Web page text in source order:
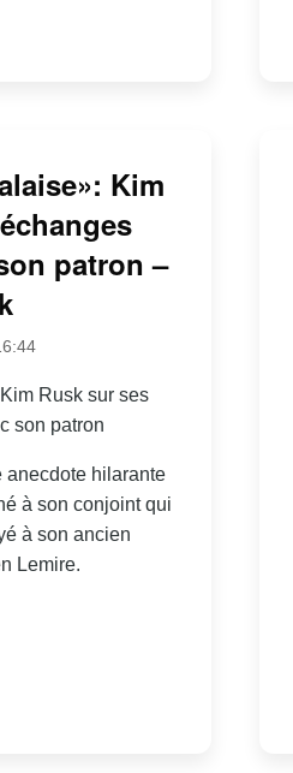
Kim
patron –
Rusk sur ses
son patron
anecdote hilarante
à son conjoint qui
à son ancien
Lemire.